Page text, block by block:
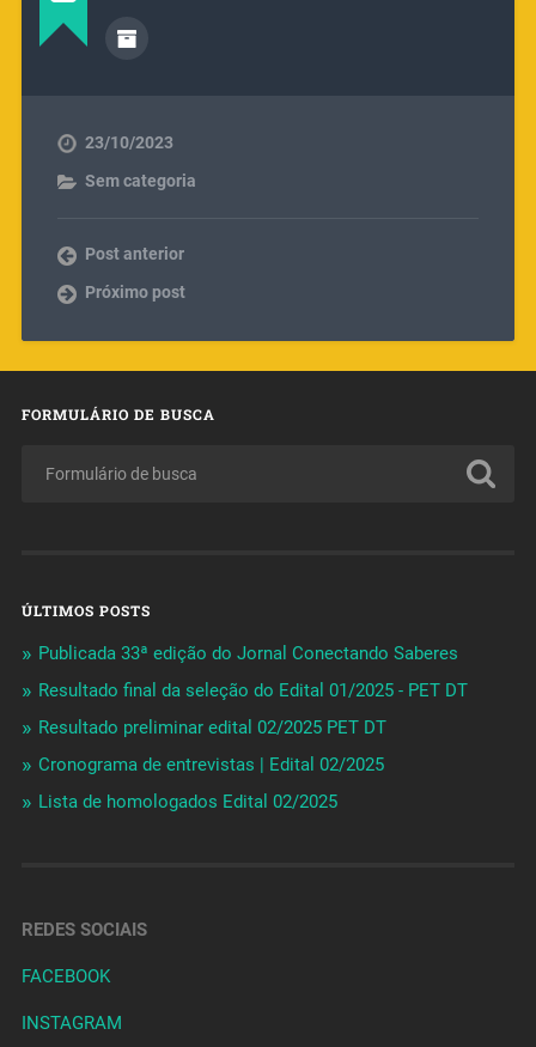
23/10/2023
Sem categoria
Post anterior
Próximo post
FORMULÁRIO DE BUSCA
ÚLTIMOS POSTS
Publicada 33ª edição do Jornal Conectando Saberes
Resultado final da seleção do Edital 01/2025 - PET DT
Resultado preliminar edital 02/2025 PET DT
Cronograma de entrevistas | Edital 02/2025
Lista de homologados Edital 02/2025
REDES SOCIAIS
FACEBOOK
INSTAGRAM